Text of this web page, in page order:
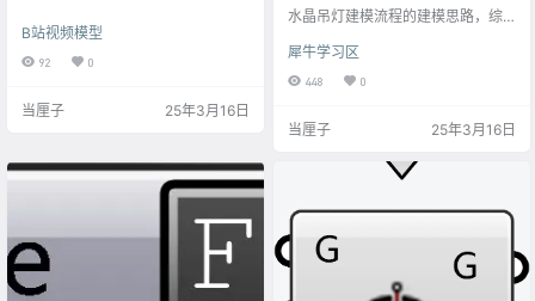
B站视频模型
92 0
当厘子 25年3月16日
教程
水晶吊灯建模流程的建模思路，综
运算等犀牛核心功能，实现水晶吊
灯的对称结构构建，适合家具建模
犀牛学习区
448 0
当厘子 25年3月16日